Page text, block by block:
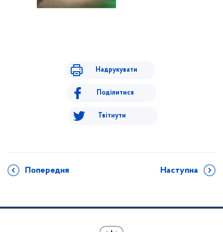
Надрукувати
Поділитися
Твітнути
Попередня Наступна